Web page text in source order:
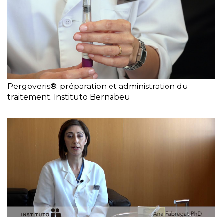
Pergoveris®: préparation et administration du
traitement. Instituto Bernabeu